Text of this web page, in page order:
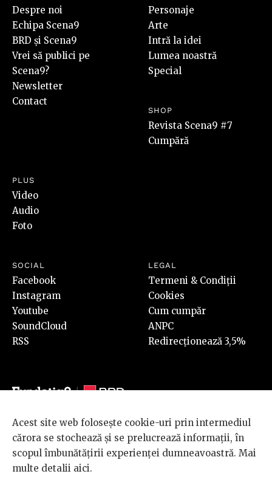
Despre noi
Echipa Scena9
BRD și Scena9
Vrei să publici pe
Scena9?
Newsletter
Contact
Personaje
Arte
Intră la idei
Lumea noastră
Special
SHOP
Revista Scena9 #7
Cumpără
PLUS
Video
Audio
Foto
SOCIAL
Facebook
Instagram
Youtube
SoundCloud
RSS
LEGAL
Termeni & Condiții
Cookies
Cum cumpăr
ANPC
Redirecționează 3,5%
© 2026 BRD Groupe Société Générale, toate drepturile rezervate.
Scena 9 este un proiect sustinut de
BRD GROUPE SOCIÉTÉ
GÉNÉRALE
Acest site web folosește cookie-uri prin intermediul
cărora se stochează și se prelucrează informații, în
scopul îmbunătățirii experienței dumneavoastră. Mai
multe detalii aici.